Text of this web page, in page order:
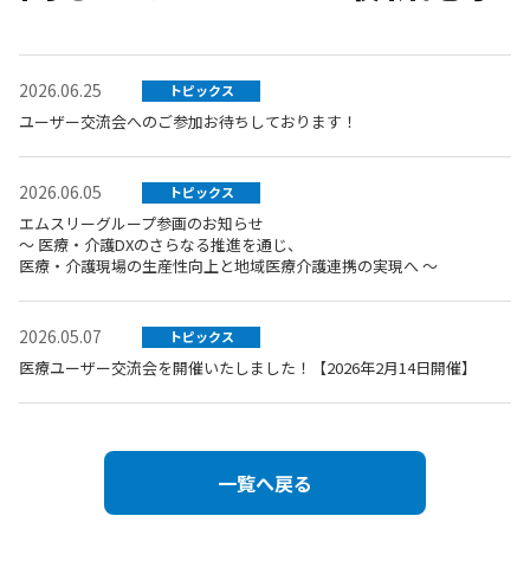
2026.06.25 トピックス
ユーザー交流会へのご参加お待ちしております！
2026.06.05 トピックス
エムスリーグループ参画のお知らせ
～ 医療・介護DXのさらなる推進を通じ、
医療・介護現場の生産性向上と地域医療介護連携の実現へ ～
2026.05.07 トピックス
医療ユーザー交流会を開催いたしました！【2026年2月14日開催】
一覧へ戻る